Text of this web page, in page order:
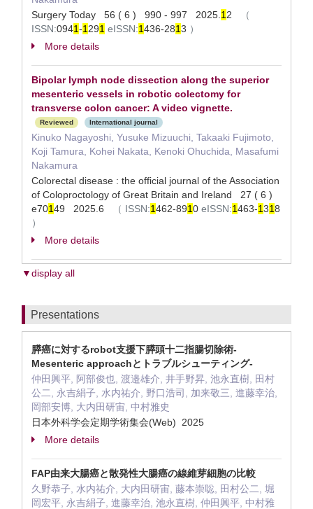
Surgery Today 56 ( 6 ) 990 - 997 2025. 1 2
（
ISSN:0941-1 291 eISSN:1436-2813 ）
More details
Bipolar lymph node dissection along the superior
mesenteric vessels in robotic colectomy for
transverse colon cancer: A video vignette.
Reviewed International journal
Kinuko Nagayoshi, Yusuke Mizuuchi, Takaaki Fujimoto,
Koji Tamura, Kohei Nakata, Kenoki Ohuchida, Masafumi
Nakamura
Colorectal disease : the official journal of the Association
of Coloproctology of Great Britain and Ireland 27 ( 6 )
e70149 2025.6 （ ISSN:1462-8910 eISSN:1463-1318
）
More details
▼display all
Presentations
膵癌に対するrobot支援下膵頭十二指腸切除術-
Mesenteric approachとトラブルシューティング-
仲田興平, 阿部俊也, 渡邉雄介, 井手野昇, 池永直樹, 田村
公二, 永吉絹子, 水内祐介, 野口浩司, 加来敬三, 進藤幸治,
岡部安博, 大内田研宙, 中村雅史
日本外科学会定期学術集会(Web) 2025
More details
FAP由来大腸癌と散発性大腸癌の線維芽細胞の比較
久野恭子, 水内祐介, 大内田研宙, 藤本崇聡, 田村公二, 堀
岡宏平, 永吉絹子, 進藤幸治, 池永直樹, 仲田興平, 中村雅